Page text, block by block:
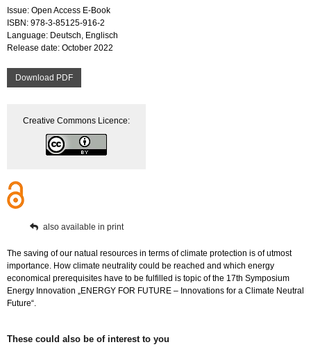
Issue: Open Access E-Book
ISBN: 978-3-85125-916-2
Language: Deutsch, Englisch
Release date: October 2022
Download PDF
Creative Commons Licence:
also available in print
The saving of our natual resources in terms of climate protection is of utmost
importance. How climate neutrality could be reached and which energy
economical prerequisites have to be fulfilled is topic of the 17th Symposium
Energy Innovation „ENERGY FOR FUTURE – Innovations for a Climate Neutral
Future“.
These could also be of interest to you